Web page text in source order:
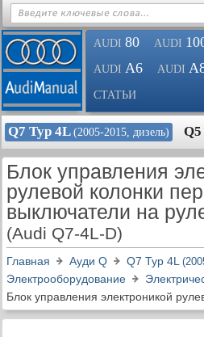
AUDI 80 AUDI
AUDI A6 AUDI
СТАТЬИ
Q7 Typ 4L (2005-2015, дизель)
Блок управления
рулевой колонки
выключатели на
(Audi Q7-4L-D)
Главная Ауди Q Q7 Typ 4L
Электрооборудование